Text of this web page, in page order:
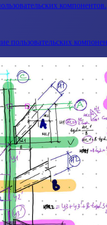
компонентов.
пользовательских